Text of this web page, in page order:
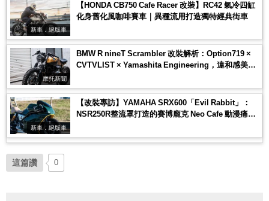
新車．絕版車
【HONDA CB750 Cafe Racer 改裝】RC42 氣冷四缸
化身舊化風咖啡賽車｜異種流用打造獨特經典街車
摩托新聞
BMW R nineT Scrambler 改裝解析：Option719 ×
CVTVLIST × Yamashita Engineering，違和感美學
新車．絕版車
【改裝專訪】YAMAHA SRX600「Evil Rabbit」：
NSR250R整流罩打造的賽博龐克 Neo Cafe 動漫痛單
這篇讚 0